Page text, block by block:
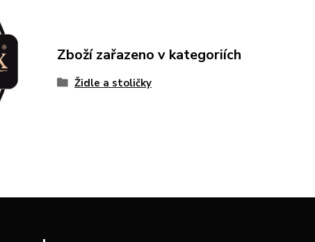
Zboží zařazeno v kategoriích
Židle a stoličky